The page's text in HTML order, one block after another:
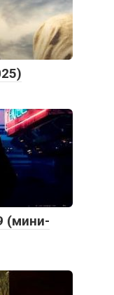
(мини-